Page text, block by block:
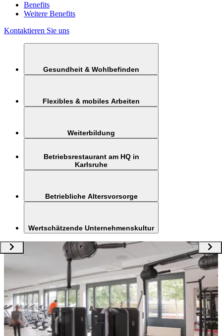
Benefits
Weitere Benefits
Kontaktieren Sie uns
Gesundheit & Wohlbefinden
Flexibles & mobiles Arbeiten
Weiterbildung
Betriebsrestaurant am HQ in
Karlsruhe
Betriebliche Altersvorsorge
Wertschätzende Unternehmenskultur